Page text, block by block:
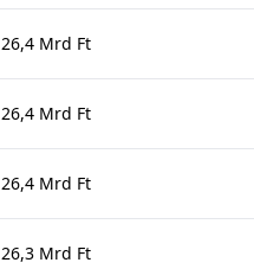
26,4 Mrd Ft
26,4 Mrd Ft
26,4 Mrd Ft
26,3 Mrd Ft